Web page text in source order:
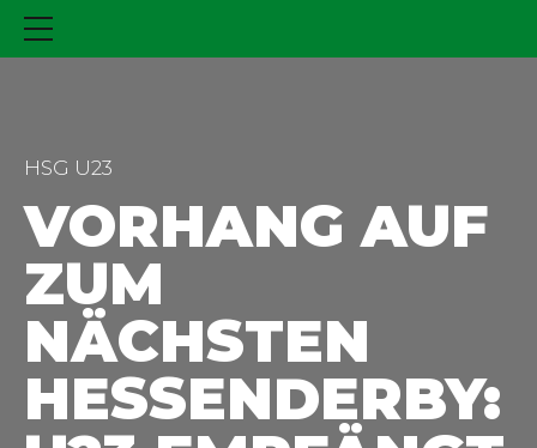
HSG U23
VORHANG AUF
ZUM
NÄCHSTEN
HESSENDERBY: